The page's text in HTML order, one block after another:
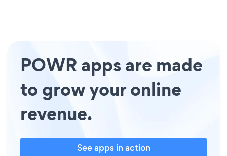
POWR apps are made
to grow your online
revenue.
See apps in action